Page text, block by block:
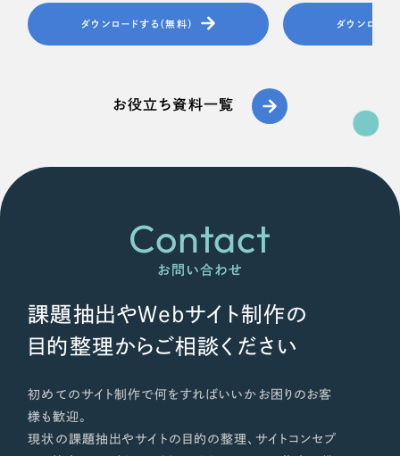
ダウンロードする（無料） ダウンロード
お役立ち資料一覧
Contact
お問い合わせ
課題抽出やWebサイト制作の
目的整理からご相談ください
初めてのサイト制作で何をすればいいかお困りのお客
様も歓迎。
現状の課題抽出やサイトの目的の整理、サイトコンセプ